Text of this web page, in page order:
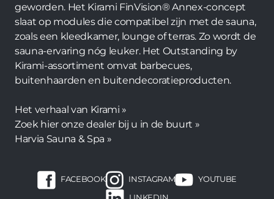
geworden. Het Kirami FinVision® Annex-concept
slaat op modules die compatibel zijn met de sauna,
zoals een kleedkamer, lounge of terras. Zo wordt de
sauna-ervaring nóg leuker. Het Outstanding by
Kirami-assortiment omvat barbecues,
buitenhaarden en buitendecoratieproducten.
Het verhaal van Kirami »
Zoek hier onze dealer bij u in de buurt »
Harvia Sauna & Spa »
FACEBOOK INSTAGRAM
YOUTUBE